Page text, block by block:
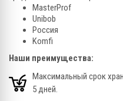
MasterProf
Unibob
Россия
Komfi
Наши преимущества:
Максимальный срок
5 дней.